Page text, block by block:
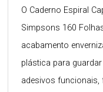
O Caderno Espiral
Simpsons 160
acabamento
plástica para
adesivos funcionais,